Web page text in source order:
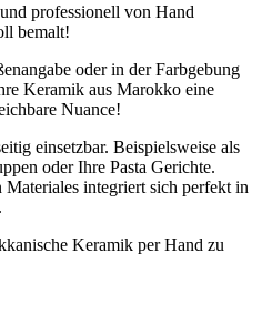
professionell von Hand
bemalt!
oder in der Farbgebung
Keramik aus Marokko eine
Nuance!
einsetzbar. Beispielsweise als
oder Ihre Pasta Gerichte.
integriert sich perfekt in
Keramik per Hand zu